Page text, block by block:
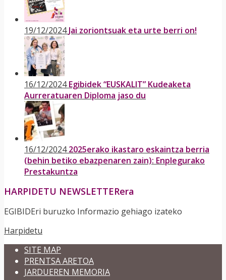
19/12/2024 Jai zoriontsuak eta urte berri on!
16/12/2024 Egibidek “EUSKALIT” Kudeaketa
Aurreratuaren Diploma jaso du
16/12/2024 2025erako ikastaro eskaintza berria
(behin betiko ebazpenaren zain): Enplegurako
Prestakuntza
HARPIDETU NEWSLETTERera
EGIBIDEri buruzko Informazio gehiago izateko
Harpidetu
SITE MAP
PRENTSA ARETOA
JARDUEREN MEMORIA